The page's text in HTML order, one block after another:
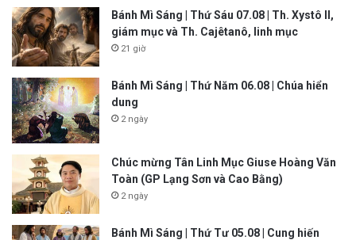
Bánh Mì Sáng | Thứ Sáu 07.08 | Th. Xystô II,
giám mục và Th. Cajêtanô, linh mục
21 giờ
Bánh Mì Sáng | Thứ Năm 06.08 | Chúa hiển
dung
2 ngày
Chúc mừng Tân Linh Mục Giuse Hoàng Văn
Toàn (GP Lạng Sơn và Cao Bằng)
2 ngày
Bánh Mì Sáng | Thứ Tư 05.08 | Cung hiến